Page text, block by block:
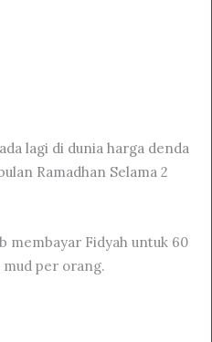
lagi di dunia harga denda
Ramadhan Selama 2
membayar Fidyah untuk 60
per orang.